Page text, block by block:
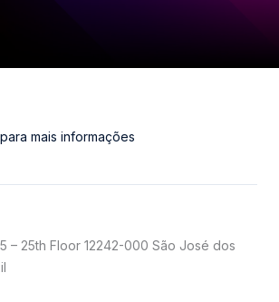
mais informações
– 25th Floor 12242-000 São José dos